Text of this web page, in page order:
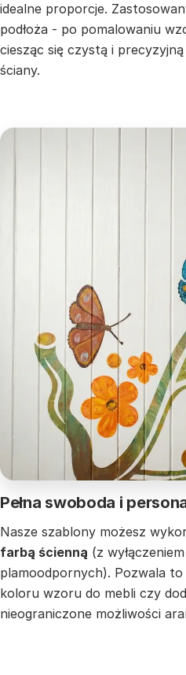
idealne proporcje.
podłoża - po pomalowaniu
ciesząc się czystą i
ściany.
Pełna swoboda i
Nasze szablony możesz
farbą ścienną (z
plamoodpornych). Pozwala to
koloru wzoru do mebli czy
nieograniczone możliwości